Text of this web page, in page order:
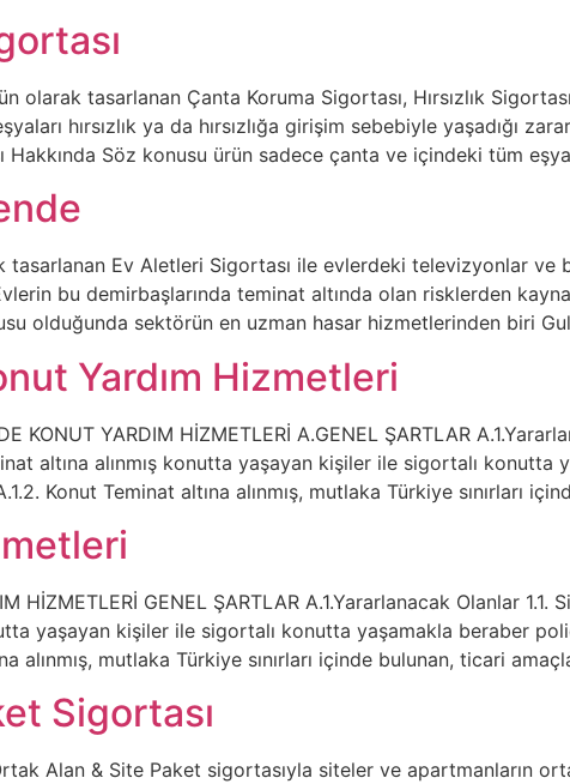
olarak tasarlanan Çanta Koruma Sigortası, Hırsızlık
hırsızlık ya da hırsızlığa girişim sebebiyle yaşadığı
Hakkında Söz konusu ürün sadece çanta ve içindeki tüm
tasarlanan Ev Aletleri Sigortası ile evlerdeki televizyonlar
bu demirbaşlarında teminat altında olan risklerden
olduğunda sektörün en uzman hasar hizmetlerinden biri
Yardım Hizmetleri
KONUT YARDIM HİZMETLERİ A.GENEL ŞARTLAR
altına alınmış konutta yaşayan kişiler ile sigortalı
Konut Teminat altına alınmış, mutlaka Türkiye sınırları
HİZMETLERİ GENEL ŞARTLAR A.1.Yararlanacak Olanlar
yaşayan kişiler ile sigortalı konutta yaşamakla beraber
alınmış, mutlaka Türkiye sınırları içinde bulunan, ticari
Sigortası
Alan & Site Paket sigortasıyla siteler ve apartmanların